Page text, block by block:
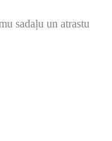
sadaļu un atrastu